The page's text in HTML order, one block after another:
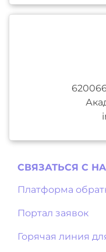
СВЯЗАТЬСЯ С
Платформа
Портал заявок
Горячая линия